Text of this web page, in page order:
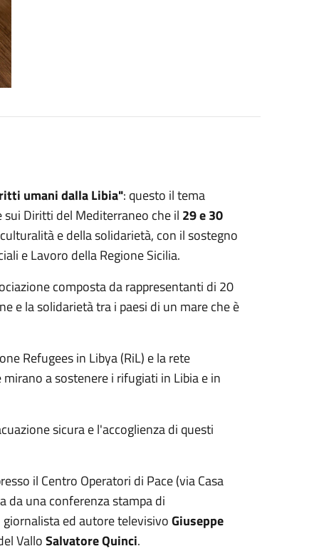
umani dalla Libia": questo il tema
Diritti del Mediterraneo che il 29 e 30
e della solidarietà, con il sostegno
e Lavoro della Regione Sicilia.
composta da rappresentanti di 20
e la solidarietà tra i paesi di un mare che è
Refugees in Libya (RiL) e la rete
a sostenere i rifugiati in Libia e in
sicura e l'accoglienza di questi
il Centro Operatori di Pace (via Casa
da una conferenza stampa di
ed autore televisivoGiuseppe
ValloSalvatore Quinci.